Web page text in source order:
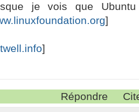
je vois que
]
]
Répondre